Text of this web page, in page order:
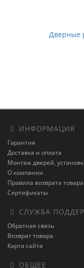
Дверные
ИНФОРМАЦИЯ
Гарантия
Доставка и оплата
Монтаж дверей,
О компании
Правила возврата товара
Сертификаты
СЛУЖБА
Обратная связь
Возврат товара
Карта сайта
ОБЩЕЕ